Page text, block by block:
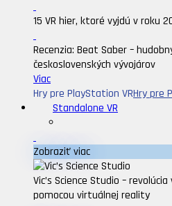
15 VR hier, ktoré vyjdú v roku
Recenzia: Beat Saber –
československých vývojárov
Viac
Hry pre PlayStation VRHry pre
Standalone VR
Zobraziť viac
Vic’s Science Studio –
pomocou virtuálnej reality